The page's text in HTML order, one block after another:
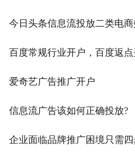
百度常规行业开户，百度返
爱奇艺广告推广开户
信息流广告该如何正确投放?